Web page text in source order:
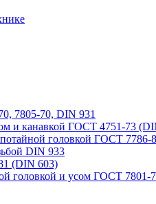
7805-70, DIN 931
и канавкой ГОСТ 4751-73
головкой ГОСТ 7786-
DIN 933
(DIN 603)
головкой и усом ГОСТ 7801-